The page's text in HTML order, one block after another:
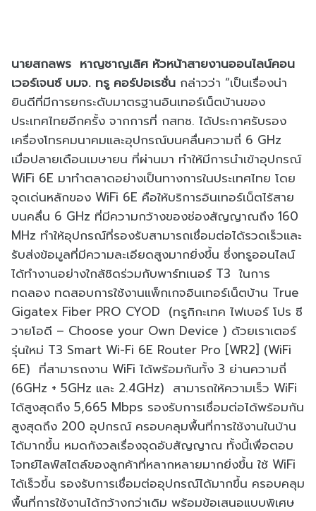
นายสกลพร หาญชาญเลิศ หัวหน้าสายงานออนไลน์คอน
เวอร์เจนซ์ บมจ. ทรู คอร์ปอเรชั่น กล่าวว่า “เป็นเรื่องน่า
ยินดีที่มีการยกระดับมาตรฐานอินเทอร์เน็ตบ้านของ
ประเทศไทยอีกครั้ง จากการที่ กสทช. ได้ประกาศรับรอง
เครื่องโทรคมนาคมและอุปกรณ์บนคลื่นความถี่ 6 GHz
เมื่อปลายเดือนเมษายน ที่ผ่านมา ทำให้มีการนำเข้าอุปกรณ์
WiFi 6E มาทำตลาดอย่างเป็นทางการในประเทศไทย โดย
จุดเด่นหลักของ WiFi 6E คือให้บริการอินเทอร์เน็ตไร้สาย
บนคลื่น 6 GHz ที่มีความกว้างของช่องสัญญาณถึง 160
MHz ทำให้อุปกรณ์ที่รองรับสามารถเชื่อมต่อได้รวดเร็วและ
รับส่งข้อมูลที่มีความละเอียดสูงมากยิ่งขึ้น ซึ่งทรูออนไลน์
ได้ทำงานอย่างใกล้ชิดร่วมกับพาร์ทเนอร์ T3 ในการ
ทดลอง ทดสอบการใช้งานแพ็กเกจอินเทอร์เน็ตบ้าน True
Gigatex Fiber PRO CYOD (ทรูกิกะเทค ไฟเบอร์ โปร ซี
วายโอดี – Choose your Own Device ) ด้วยเราเตอร์
รุ่นใหม่ T3 Smart Wi-Fi 6E Router Pro [WR2] (WiFi
6E) ที่สามารถงาน WiFi ได้พร้อมกันทั้ง 3 ย่านความถี่
(6GHz + 5GHz และ 2.4GHz) สามารถให้ความเร็ว WiFi
ได้สูงสุดถึง 5,665 Mbps รองรับการเชื่อมต่อได้พร้อมกัน
สูงสุดถึง 200 อุปกรณ์ ครอบคลุมพื้นที่การใช้งานในบ้าน
ได้มากขึ้น หมดกังวลเรื่องจุดอับสัญญาณ ทั้งนี้เพื่อตอบ
โจทย์ไลฟ์สไตล์ของลูกค้าที่หลากหลายมากยิ่งขึ้น ใช้ WiFi
ได้เร็วขึ้น รองรับการเชื่อมต่ออุปกรณ์ได้มากขึ้น ครอบคลุม
พื้นที่การใช้งานได้กว้างกว่าเดิม พร้อมข้อเสนอแบบพิเศษ